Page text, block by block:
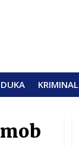
KRIMINAL